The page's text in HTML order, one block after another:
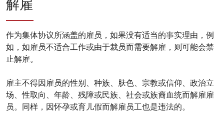
解雇
作为集体协议所涵盖的雇员，如果没有适当的事实理由，例
如，如雇员不适合工作或由于裁员而需要解雇，则可能会禁
止解雇。
雇主不得因雇员的性别、种族、肤色、宗教或信仰、政治立
场、性取向、年龄、残障或民族、社会或族裔血统而解雇雇
员。同样，因怀孕或育儿假而解雇员工也是违法的。